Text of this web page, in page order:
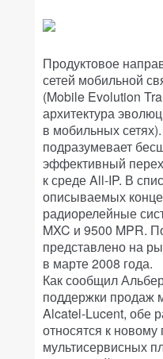
Продуктовое
сетей мобильной
(Mobile Evolution
архитектура
в мобильных
подразумевает
эффективный
к среде All-IP. В
описываемых
радиорелейные
MXC и 9500 MPR.
представлено на
в марте 2008 года.
Как сообщил
поддержки продаж
Alcatel-Lucent, обе
относятся к
мультисервисных